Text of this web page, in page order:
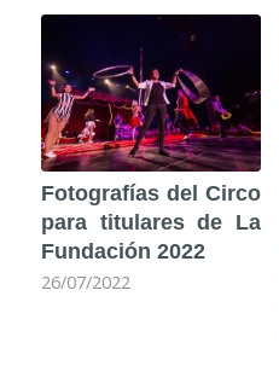
Fotografías del Circo
para titulares de La
Fundación 2022
26/07/2022